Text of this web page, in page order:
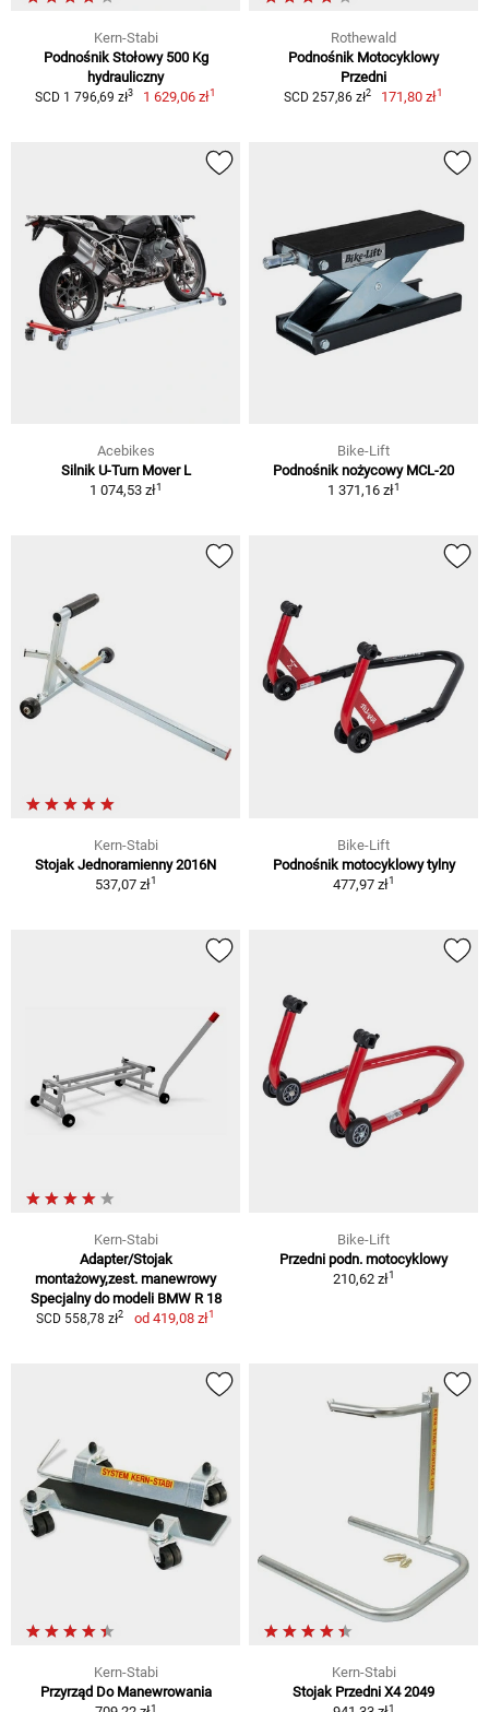
Kern-Stabi
Podnośnik Stołowy 500 Kg
hydrauliczny
SCD 1 796,69 zł3 1 629,06 zł1
Rothewald
Podnośnik Motocyklowy
Przedni
SCD 257,86 zł2 171,80 zł1
Acebikes
Silnik U-Turn Mover L
1 074,53 zł1
Bike-Lift
Podnośnik nożycowy MCL-20
1 371,16 zł1
Kern-Stabi
Stojak Jednoramienny 2016N
537,07 zł1
Bike-Lift
Podnośnik motocyklowy tylny
477,97 zł1
Kern-Stabi
Adapter/Stojak
montażowy,zest. manewrowy
Specjalny do modeli BMW R 18
SCD 558,78 zł2 od 419,08 zł1
Bike-Lift
Przedni podn. motocyklowy
210,62 zł1
Kern-Stabi
Przyrząd Do Manewrowania
1
Kern-Stabi
Stojak Przedni X4 2049
1